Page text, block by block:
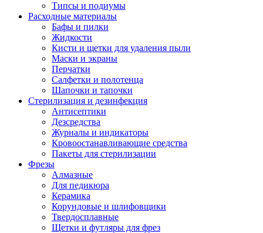
Типсы и подиумы
Расходные материалы
Бафы и пилки
Жидкости
Кисти и щетки для удаления пыли
Маски и экраны
Перчатки
Салфетки и полотенца
Шапочки и тапочки
Стерилизация и дезинфекция
Антисептики
Дезсредства
Журналы и индикаторы
Кровоостанавливающие средства
Пакеты для стерилизации
Фрезы
Алмазные
Для педикюра
Керамика
Корундовые и шлифовщики
Твердосплавные
Щетки и футляры для фрез